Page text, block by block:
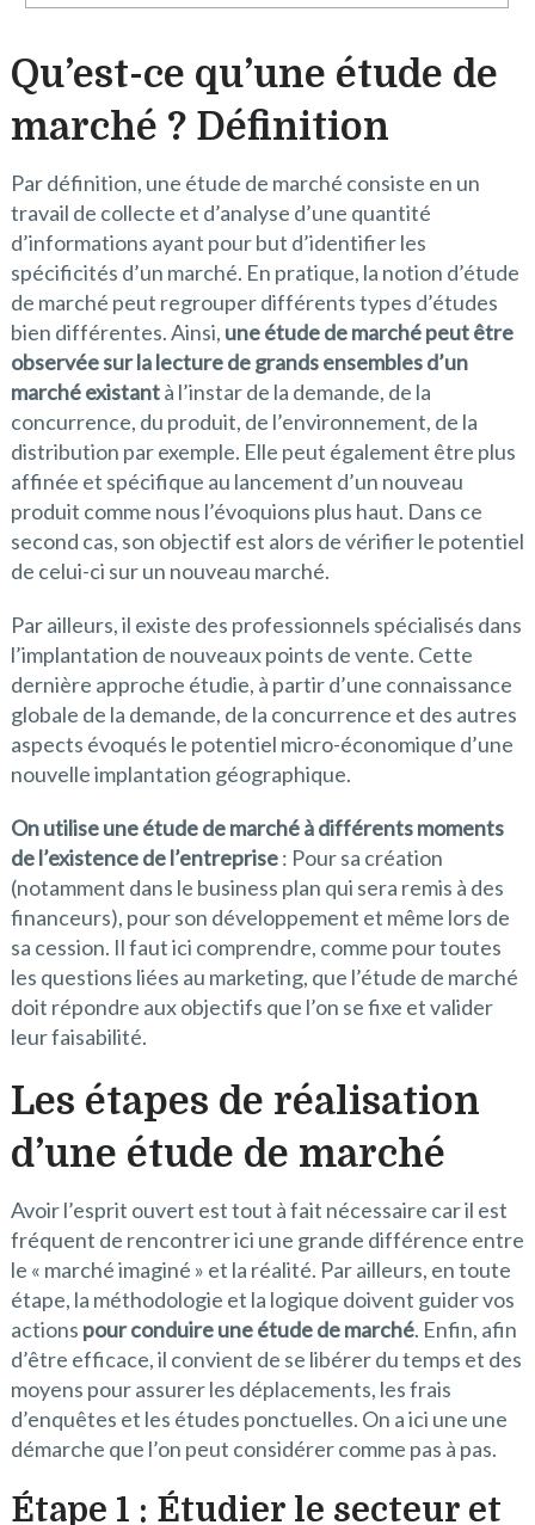
Qu’est-ce qu’une étude de
marché ? Définition
Par définition, une étude de marché consiste en un
travail de collecte et d’analyse d’une quantité
d’informations ayant pour but d’identifier les
spécificités d’un marché. En pratique, la notion d’étude
de marché peut regrouper différents types d’études
bien différentes. Ainsi, une étude de marché peut être
observée sur la lecture de grands ensembles d’un
marché existantà l’instar de la demande, de la
concurrence, du produit, de l’environnement, de la
distribution par exemple. Elle peut également être plus
affinée et spécifique au lancement d’un nouveau
produit comme nous l’évoquions plus haut. Dans ce
second cas, son objectif est alors de vérifier le potentiel
de celui-ci sur un nouveau marché.
Par ailleurs, il existe des professionnels spécialisés dans
l’implantation de nouveaux points de vente. Cette
dernière approche étudie, à partir d’une connaissance
globale de la demande, de la concurrence et des autres
aspects évoqués le potentiel micro-économique d’une
nouvelle implantation géographique.
On utilise une étude de marché à différents moments
de l’existence de l’entreprise: Pour sa création
(notamment dans le business plan qui sera remis à des
financeurs), pour son développement et même lors de
sa cession. Il faut ici comprendre, comme pour toutes
les questions liées au marketing, que l’étude de marché
doit répondre aux objectifs que l’on se fixe et valider
leur faisabilité.
Les étapes de réalisation
d’une étude de marché
Avoir l’esprit ouvert est tout à fait nécessaire car il est
fréquent de rencontrer ici une grande différence entre
le « marché imaginé » et la réalité. Par ailleurs, en toute
étape, la méthodologie et la logique doivent guider vos
actions pour conduire une étude de marché. Enfin, afin
d’être efficace, il convient de se libérer du temps et des
moyens pour assurer les déplacements, les frais
d’enquêtes et les études ponctuelles. On a ici une une
démarche que l’on peut considérer comme pas à pas.
Étape 1 : Étudier le secteur et